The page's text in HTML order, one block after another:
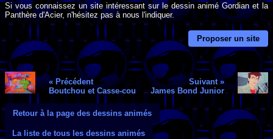
Si vous connaissez un site intéressant sur le dessin animé Gordian et la
Panthère d'Acier, n'hésitez pas à nous l'indiquer.
Proposer un site
« Précédent
Boutchou et Casse-cou
Suivant »
James Bond Junior
Retour à la page des dessins animés
La liste de tous les dessins animés